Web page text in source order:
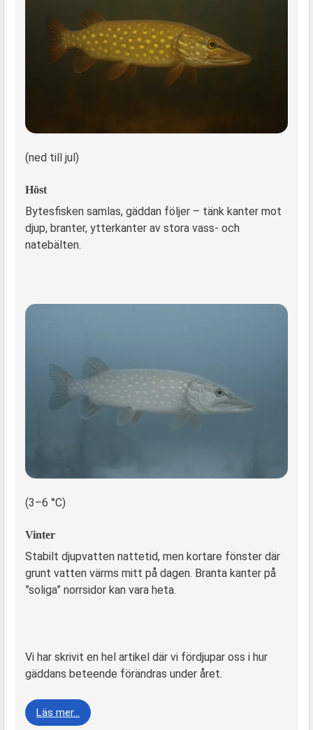
(ned till jul)
Höst
Bytesfisken samlas, gäddan följer – tänk kanter mot
djup, branter, ytterkanter av stora vass- och
natebälten.
(3–6 °C)
Vinter
Stabilt djupvatten nattetid, men kortare fönster där
grunt vatten värms mitt på dagen. Branta kanter på
”soliga” norrsidor kan vara heta.
Vi har skrivit en hel artikel där vi fördjupar oss i hur
gäddans beteende förändras under året.
Läs mer…